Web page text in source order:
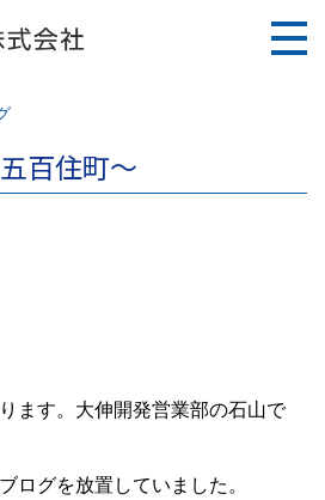
百住町～
ます。大伸開発営業部の石山で
ログを放置していました。